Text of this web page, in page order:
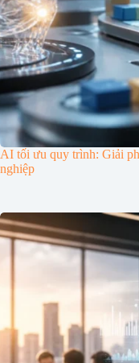
AI tối ưu quy trình: Giải
nghiệp